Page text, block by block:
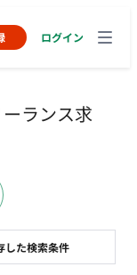
ログイン
ランス求
した検索条件